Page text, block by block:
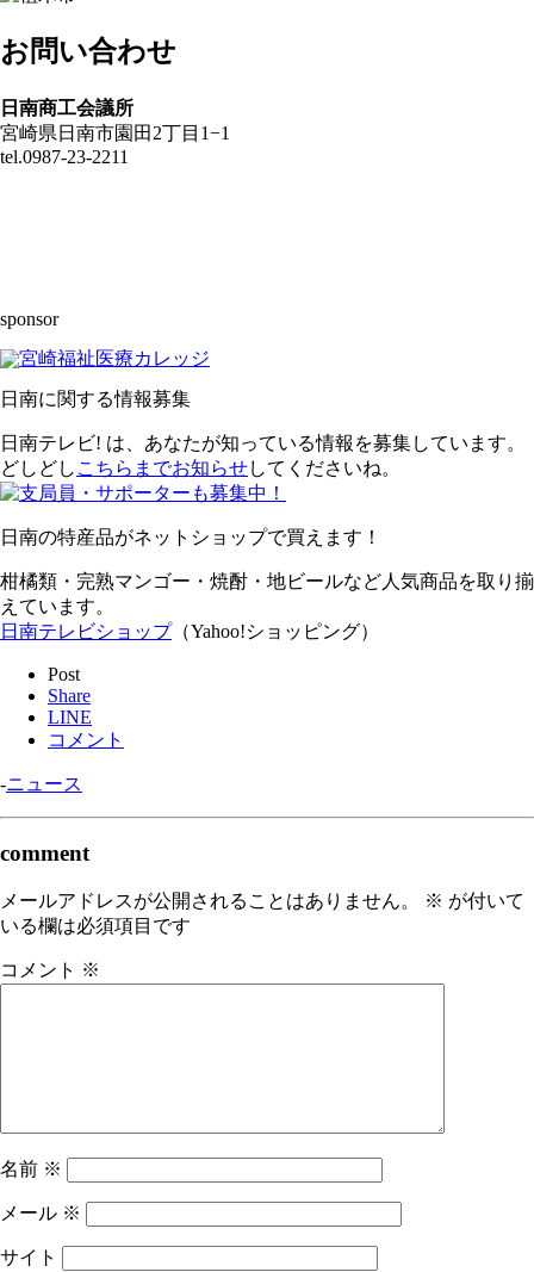
お問い合わせ
日南商工会議所
宮崎県日南市園田2丁目1−1
tel.0987-23-2211
sponsor
日南に関する情報募集
日南テレビ! は、あなたが知っている情報を募集しています。
どしどし こちらまでお知らせしてくださいね。
日南の特産品がネットショップで買えます！
柑橘類・完熟マンゴー・焼酎・地ビールなど人気商品を取り揃
えています。
日南テレビショップ（Yahoo!ショッピング）
Post
Share
LINE
コメント
-ニュース
comment
メールアドレスが公開されることはありません。 ※ が付いて
いる欄は必須項目です
コメント ※
名前 ※
メール ※
サイト